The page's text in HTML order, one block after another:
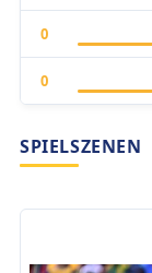
0
0
SPIELSZENEN